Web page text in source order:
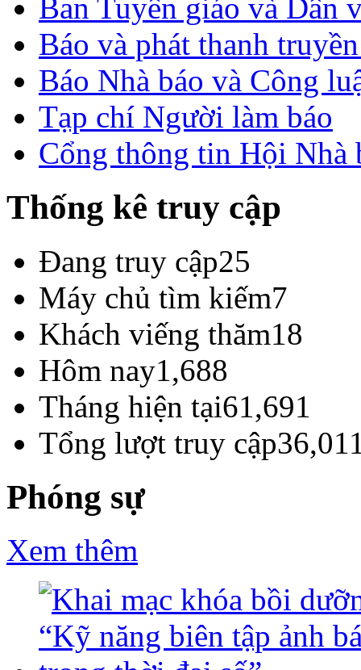
Ban Tuyên giáo và Dân
Báo và phát thanh
Báo Nhà báo và Công
Tạp chí Người làm báo
Cổng thông tin Hội Nhà
Thống kê truy cập
Đang truy cập25
Máy chủ tìm kiếm7
Khách viếng thăm18
Hôm nay1,688
Tháng hiện tại61,691
Tổng lượt truy cập
Phóng sự
Xem thêm